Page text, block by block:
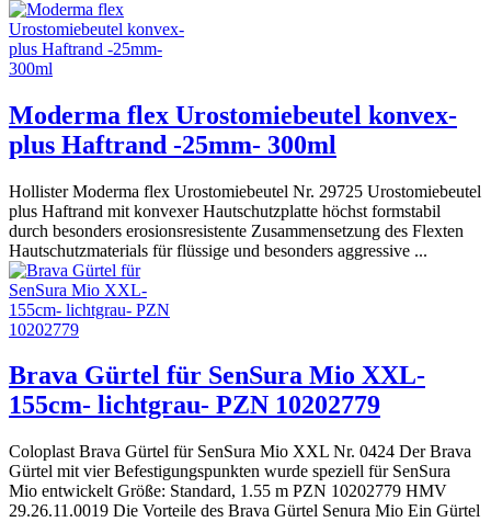
Moderma flex Urostomiebeutel konvex-
plus Haftrand -25mm- 300ml
Hollister Moderma flex Urostomiebeutel Nr. 29725 Urostomiebeutel
plus Haftrand mit konvexer Hautschutzplatte höchst formstabil
durch besonders erosionsresistente Zusammensetzung des Flexten
Hautschutzmaterials für flüssige und besonders aggressive ...
Brava Gürtel für SenSura Mio XXL-
155cm- lichtgrau- PZN 10202779
Coloplast Brava Gürtel für SenSura Mio XXL Nr. 0424 Der Brava
Gürtel mit vier Befestigungspunkten wurde speziell für SenSura
Mio entwickelt Größe: Standard, 1.55 m PZN 10202779 HMV
29.26.11.0019 Die Vorteile des Brava Gürtel Senura Mio Ein Gürtel